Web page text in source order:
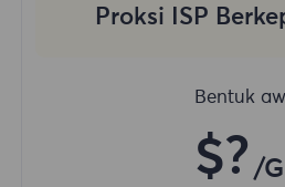
Proksi ISP
Bentuk
$? /